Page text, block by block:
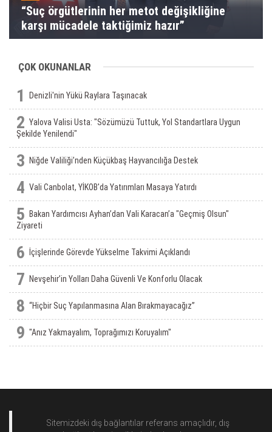
“Suç örgütlerinin her metot değişikliğine
karşı mücadele taktiğimiz hazır”
ÇOK OKUNANLAR
1 Denizli'nin Yükü Raylara Taşınacak
2 Yalova Valisi Usta: "Sözümüzü Tuttuk, Yol Standartlara Uygun
Şekilde Yenilendi"
3 Niğde Valiliği’nden Küçükbaş Hayvancılığa Destek
4 Vali Canbolat, YİKOB'da Yatırımları Masaya Yatırdı
5
Bakan Yardımcısı Ayhan’dan Vali Karacan’a "Geçmiş Olsun"
Ziyareti
6 İçişlerinde Görevde Yükselme Takvimi Açıklandı
7 Nevşehir’in Yolları Daha Güvenli Ve Konforlu Olacak
8 “Hiçbir Suç Yapılanmasına Alan Bırakmayacağız”
9 "Anız Yakmayalım, Toprağımızı Koruyalım"
Sitemizdeki dış bağlantılar referans amaçlıdır, dış